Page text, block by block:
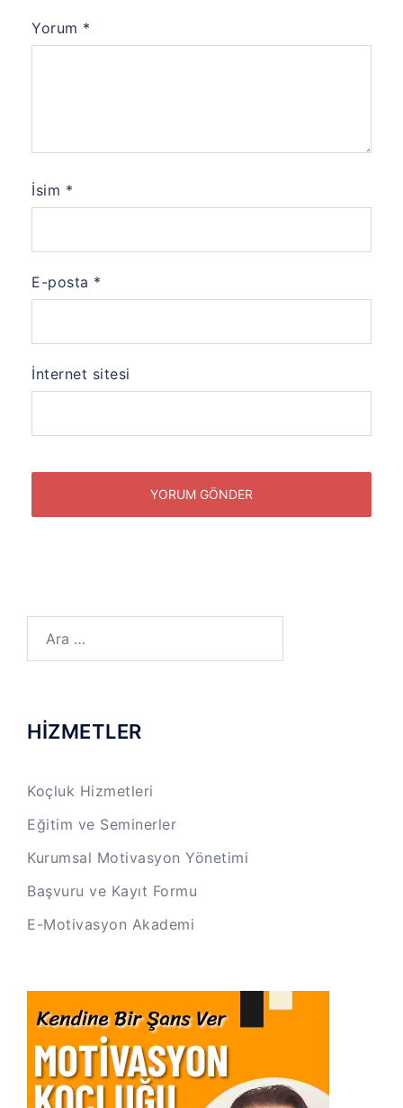
Yorum *
İsim *
E-posta *
İnternet sitesi
HİZMETLER
Koçluk Hizmetleri
Eğitim ve Seminerler
Kurumsal Motivasyon Yönetimi
Başvuru ve Kayıt Formu
E-Motivasyon Akademi